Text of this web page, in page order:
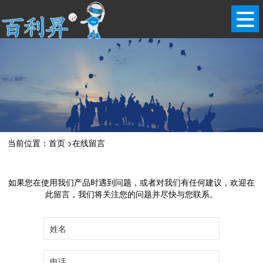
当前位置：首页 >在线留言
如果您在使用我们产品时遇到问题，或者对我们有任何建议，欢迎在
此留言，我们将关注您的问题并尽快与您联系。